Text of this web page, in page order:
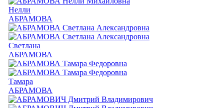
Нелли
АБРАМОВА
Светлана
АБРАМОВА
Тамара
АБРАМОВА